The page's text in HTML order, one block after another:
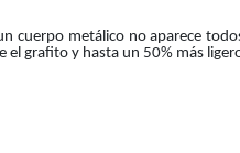
metálico no aparece
grafito y hasta un 50% más